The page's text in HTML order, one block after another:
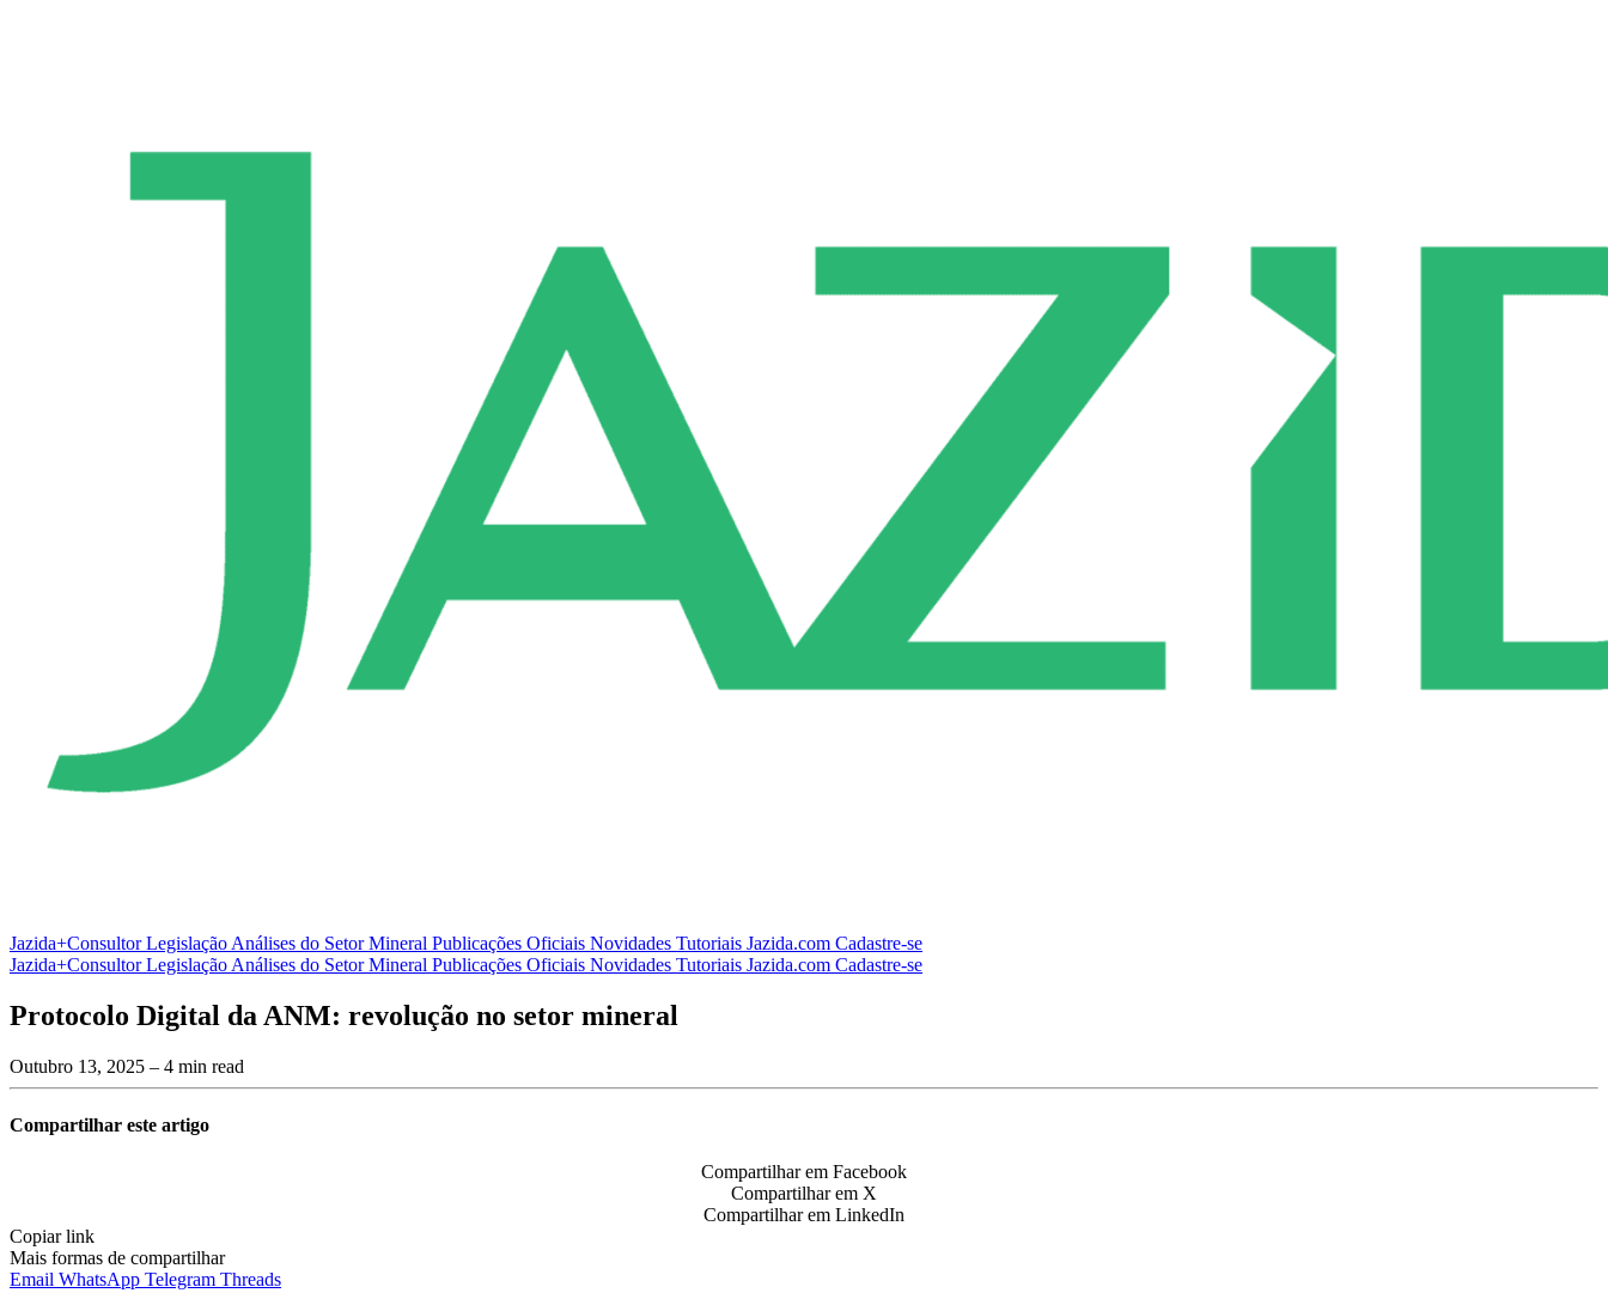
Jazida+ConsultorLegislação Análises do Setor Mineral Publicações Oficiais Novidades Tutoriais Jazida.com Cadastre-se
Jazida+ConsultorLegislação Análises do Setor Mineral Publicações Oficiais Novidades Tutoriais Jazida.com Cadastre-se
Protocolo Digital da ANM: revolução no setor mineral
Outubro 13, 2025 – 4 min read
Compartilhar este artigo
Compartilhar em Facebook
Compartilhar em X
Compartilhar em LinkedIn
Copiar link
Mais formas de compartilhar
Email WhatsApp Telegram Threads